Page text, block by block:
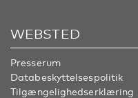
WEBSTED
Presserum
Databeskyttelsespolitik
Tilgængelighedserklæring